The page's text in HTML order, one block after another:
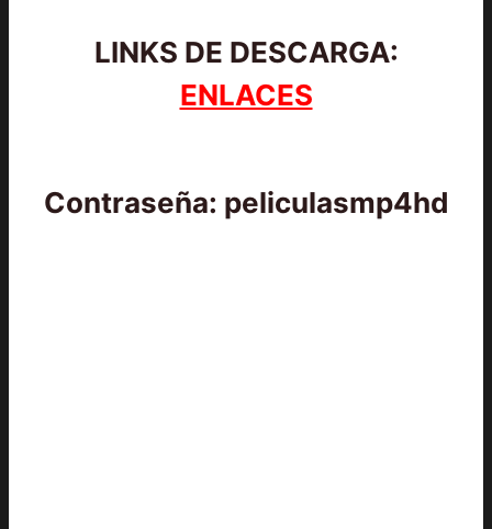
LINKS DE DESCARGA:
ENLACES
Contraseña: peliculasmp4hd